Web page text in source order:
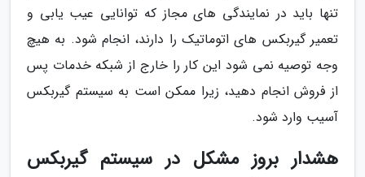
تنها باید در نمایندگی های مجاز که توانایی عیب یابی و
تعمیر گیربکس های اتوماتیک را دارند، انجام شود. به هیچ
وجه توصیه نمی شود این کار را خارج از شبکه خدمات پس
از فروش انجام دهید، زیرا ممکن است به سیستم گیربکس
آسیب وارد شود.
هشدار بروز مشکل در سیستم گیربکس